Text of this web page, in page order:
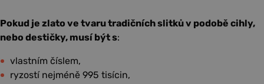
Pokud je zlato ve tvaru tradičních slitků v podobě cihly,
nebo destičky, musí být s:
vlastním číslem,
ryzostí nejméně 995 tisícin,